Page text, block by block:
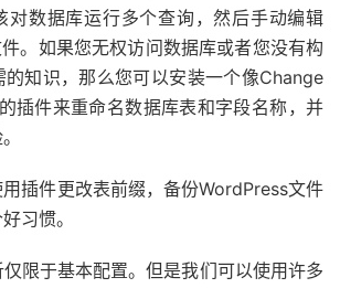
对数据库运行多个查询，然后手动编辑
。如果您无权访问数据库或者您没有构
的知识，那么您可以安装一个像Change
插件来重命名数据库表和字段名称，并
用插件更改表前缀，备份WordPress文件
习惯。
限于基本配置。但是我们可以使用许多